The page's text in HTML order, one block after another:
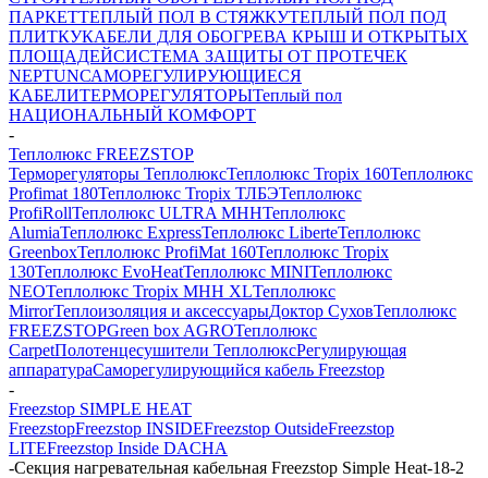
ПАРКЕТТЕПЛЫЙ ПОЛ В СТЯЖКУТЕПЛЫЙ ПОЛ ПОД
ПЛИТКУКАБЕЛИ ДЛЯ ОБОГРЕВА КРЫШ И ОТКРЫТЫХ
ПЛОЩАДЕЙСИСТЕМА ЗАЩИТЫ ОТ ПРОТЕЧЕК
NEPTUNСАМОРЕГУЛИРУЮЩИЕСЯ
КАБЕЛИТЕРМОРЕГУЛЯТОРЫТеплый пол
НАЦИОНАЛЬНЫЙ КОМФОРТ
-
Теплолюкс FREEZSTOP
Терморегуляторы ТеплолюксТеплолюкс Tropix 160Теплолюкс
Profimat 180Теплолюкс Tropix ТЛБЭТеплолюкс
ProfiRollТеплолюкс ULTRA МННТеплолюкс
AlumiaТеплолюкс ExpressТеплолюкс LiberteТеплолюкс
GreenboxТеплолюкс ProfiMat 160Теплолюкс Tropix
130Теплолюкс EvoHeatТеплолюкс MINIТеплолюкс
NEOТеплолюкс Tropix МНН XLТеплолюкс
MirrorТеплоизоляция и аксессуарыДоктор СуховТеплолюкс
FREEZSTOPGreen box AGROТеплолюкс
CarpetПолотенцесушители ТеплолюксРегулирующая
аппаратураCаморегулирующийся кабель Freezstop
-
Freezstop SIMPLE HEAT
FreezstopFreezstop INSIDEFreezstop OutsideFreezstop
LITEFreezstop Inside DACHA
-Секция нагревательная кабельная Freezstop Simple Heat-18-2